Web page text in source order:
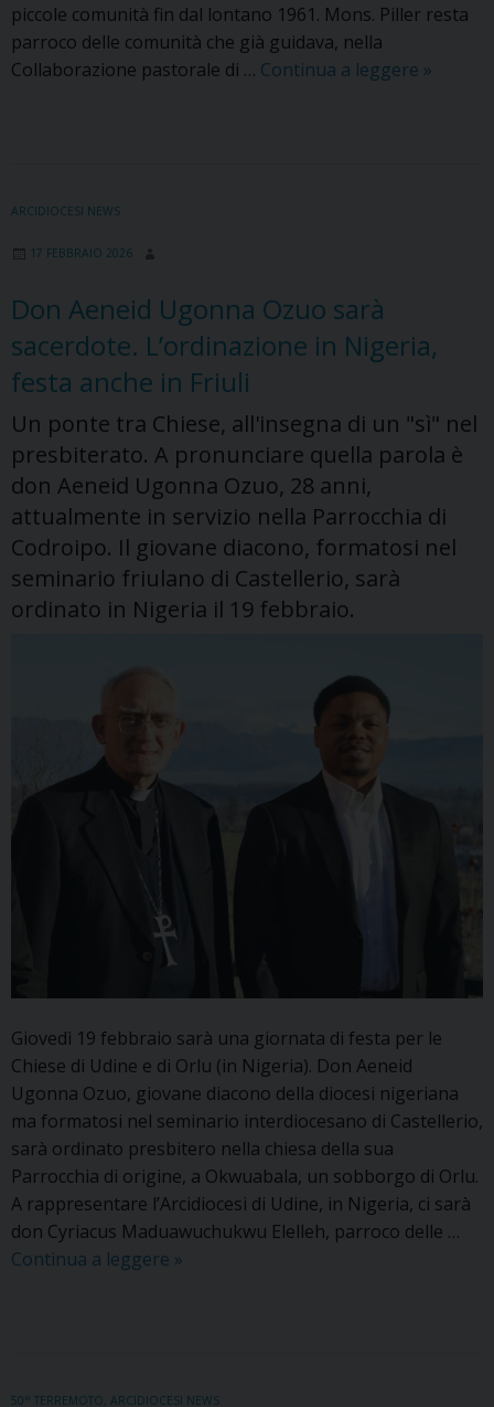
piccole comunità fin dal lontano 1961. Mons. Piller resta
parroco delle comunità che già guidava, nella
Collaborazione pastorale di … Continua a leggere Mons.
defunto
Degano
»
ARCIDIOCESI NEWS
17 FEBBRAIO 2026
Don Aeneid Ugonna Ozuo sarà
sacerdote. L’ordinazione in Nigeria,
festa anche in Friuli
Un ponte tra Chiese, all'insegna di un "sì" nel
presbiterato. A pronunciare quella parola è
don Aeneid Ugonna Ozuo, 28 anni,
attualmente in servizio nella Parrocchia di
Codroipo. Il giovane diacono, formatosi nel
seminario friulano di Castellerio, sarà
ordinato in Nigeria il 19 febbraio.
Giovedì 19 febbraio sarà una giornata di festa per le
Chiese di Udine e di Orlu (in Nigeria). Don Aeneid
Ugonna Ozuo, giovane diacono della diocesi nigeriana
ma formatosi nel seminario interdiocesano di Castellerio,
sarà ordinato presbitero nella chiesa della sua
Parrocchia di origine, a Okwuabala, un sobborgo di Orlu.
A rappresentare l’Arcidiocesi di Udine, in Nigeria, ci sarà
don Cyriacus Maduawuchukwu Elelleh, parroco delle …
Continua a leggere Don
sacerdote.
»
50° TERREMOTO ARCIDIOCESI NEWS